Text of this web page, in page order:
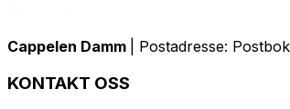
Cappelen Damm | Postadresse:
KONTAKT OSS